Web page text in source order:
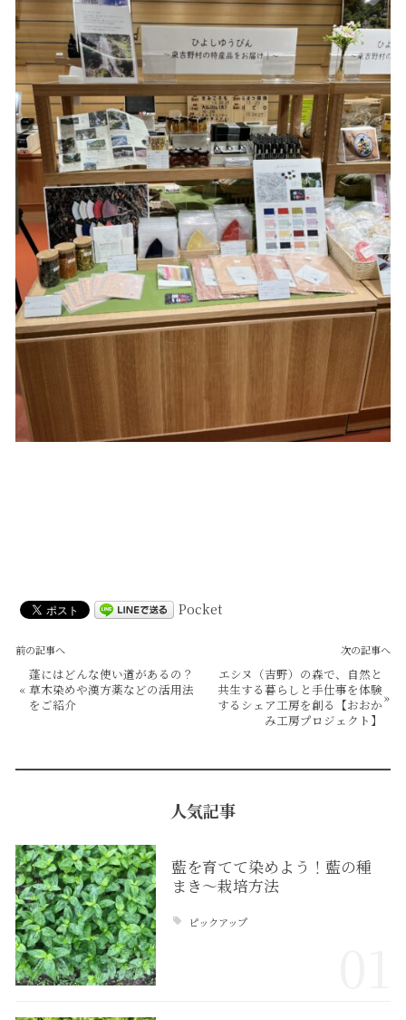
Pocket
前の記事へ
«
蓬にはどんな使い道があるの？
草木染めや漢方薬などの活用法
をご紹介
次の記事へ
エシヌ（吉野）の森で、自然と
共生する暮らしと手仕事を体験
するシェア工房を創る【おおか
み工房プロジェクト】
»
人気記事
藍を育てて染めよう！藍の種
まき〜栽培方法
ピックアップ